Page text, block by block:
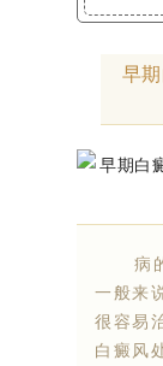
早
病的
一般来
很容易
白癜风